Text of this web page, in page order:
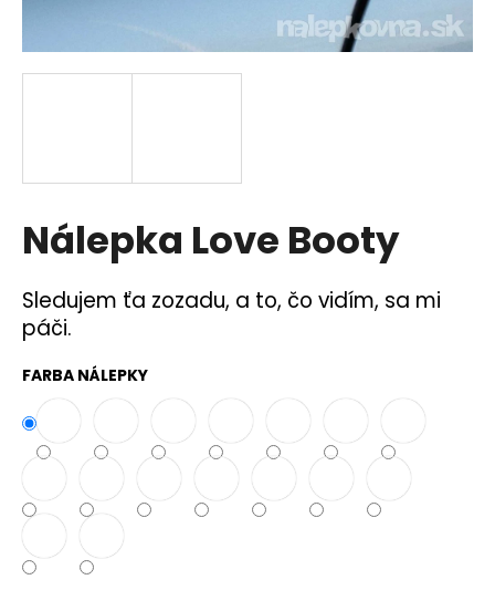
Nálepka Love Booty
Sledujem ťa zozadu, a to, čo vidím, sa mi
páči.
FARBA NÁLEPKY
j
s
HĽADAŤ
d
o
ú
č
a
m
e